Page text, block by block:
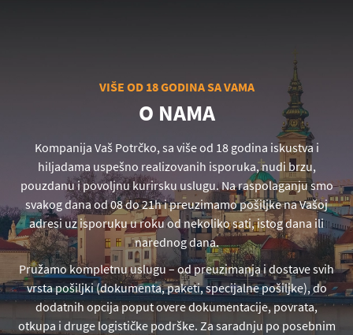
VIŠE OD 18 GODINA SA VAMA
O NAMA
Kompanija Vaš Potrčko, sa više od 18 godina iskustva i
hiljadama uspešno realizovanih isporuka, nudi brzu,
pouzdanu i povoljnu kurirsku uslugu. Na raspolaganju smo
svakog dana od 08 do 21h i preuzimamo pošiljke na Vašoj
adresi uz isporuku u roku od nekoliko sati, istog dana ili
narednog dana.
Pružamo kompletnu uslugu – od preuzimanja i dostave svih
vrsta pošiljki (dokumenta, paketi, specijalne pošiljke), do
dodatnih opcija poput overe dokumentacije, povrata,
otkupa i druge logističke podrške. Za saradnju po posebnim